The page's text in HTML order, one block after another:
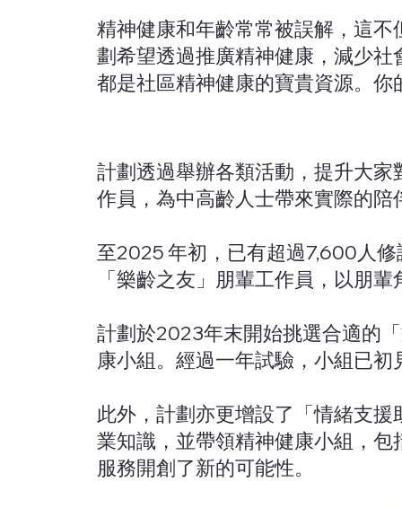
精神健康和年齡常常被誤解，這
劃希望透過推廣精神健康，減少
都是社區精神健康的寶貴資源。
計劃透過舉辦各類活動，提升大
作員，為中高齡人士帶來實際的陪
至2025 年初，已有超過7,600人
「樂齡之友」朋輩工作員，以朋
計劃於2023年末開始挑選合適的
康小組。經過一年試驗，小組已
此外，計劃亦更增設了「情緒支
業知識，並帶領精神健康小組，
服務開創了新的可能性。